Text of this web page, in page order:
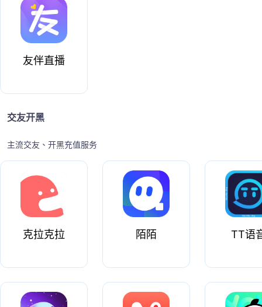
友伴直播
交友开黑
主流交友、开黑充值服务
克拉克拉 陌陌 TT语